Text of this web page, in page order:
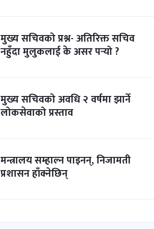
मुख्य सचिवको प्रश्न- अतिरिक्त सचिव
नहुँदा मुलुकलाई के असर पर्‍यो ?
मुख्य सचिवको अवधि २ वर्षमा झार्ने
लोकसेवाको प्रस्ताव
मन्त्रालय सम्हाल्न पाइनन्, निजामती
प्रशासन हाँक्नेछिन्